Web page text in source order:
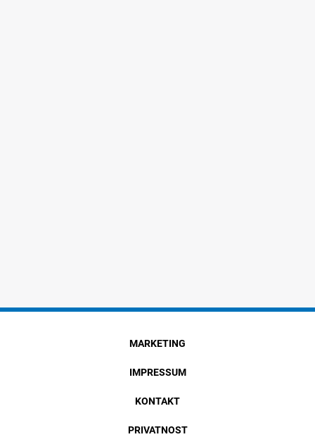
MARKETING
IMPRESSUM
KONTAKT
PRIVATNOST